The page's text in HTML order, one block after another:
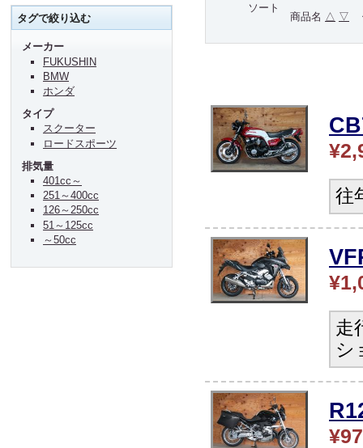
ソート
商品名 △ ▽
往
走
シ
タグで絞り込む
メーカー
FUKUSHIN
BMW
ホンダ
タイプ
スクーター
ロードスポーツ
排気量
401cc～
251～400cc
126～250cc
51～125cc
～50cc